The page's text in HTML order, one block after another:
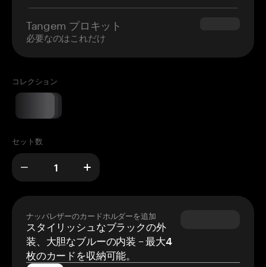
Tangem プロキット
必要なのはこれだけ
$180.00
コレクション
セット数
ナッパレザーのカードホルダーを追加
スタイリッシュなブラックの外
装、大胆なブルーの内装 – 最大4
枚のカードを収納可能。